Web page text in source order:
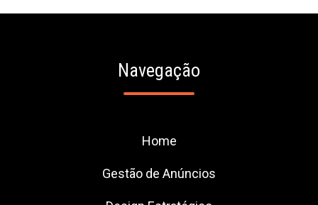
Navegação
Home
Gestão de Anúncios